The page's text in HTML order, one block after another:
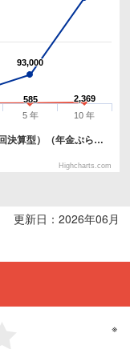
93,000
93,000
585
585 2,369
2,369
決算型）（年金ぷら…
5 年 10 年
Highcharts.com
更新日：2026年06月
※